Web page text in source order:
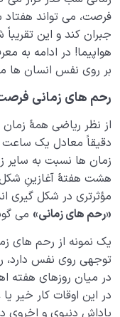
نگاه ابدی و آمادگی برای
از خیال تا سلامت قلب
انسان در مرکز آفرینش
دیدار جهان غیب
فرصت، می تواند هفتاد
جبران کند و این
هواپیما! در ادامه به
بر روی نفس انسان ها
رحم های زمانی
از نظر ریاضی همۀ زمان
دقیقاً معادل یک ساعت
زمان ها نسبت به سایر
هشت هفتۀ آغازینِ
مؤثرتری در شکل گیری
«رحم های زمانی» می
یک نمونه از رحم های
توجهی روی نفس
در میان روزهای هفته
در این اوقات کار خیر یا
پاداش دنیوی و